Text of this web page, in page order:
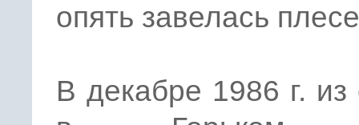
опять завелась
В декабре 1986 г. из